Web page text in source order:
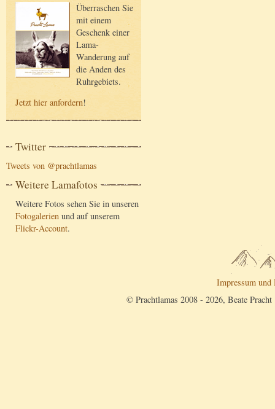
Überraschen Sie
mit einem
Geschenk einer
Lama-
Wanderung auf
die Anden des
Ruhrgebiets.
Jetzt hier anfordern!
Twitter
Tweets von @prachtlamas
Weitere Lamafotos
Weitere Fotos sehen Sie in unseren
Fotogalerien und auf unserem
Flickr-Account.
Impressum und
© Prachtlamas 2008 - 2026, Beate Pracht